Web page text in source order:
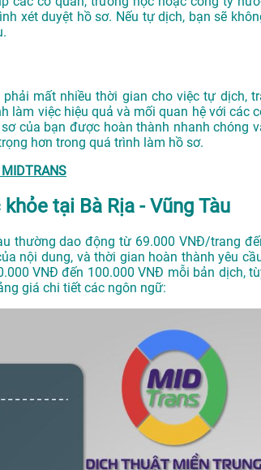
xét duyệt hồ sơ. Nếu tự dịch, bạn sẽ
mất nhiều thời gian cho việc tự dịch,
làm việc hiệu quả và mối quan hệ với các
của bạn được hoàn thành nhanh chóng
hơn trong quá trình làm hồ sơ.
tại Bà Rịa - Vũng Tàu
thường dao động từ 69.000 VNĐ/trang
nội dung, và thời gian hoàn thành yêu
VNĐ đến 100.000 VNĐ mỗi bản dịch,
giá chi tiết các ngôn ngữ: